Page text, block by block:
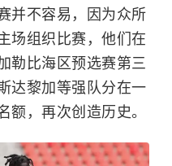
并不容易，因为众所
场组织比赛，他们在
勒比海区预选赛第三
达黎加 等强队分在一
额，再次创造历史。